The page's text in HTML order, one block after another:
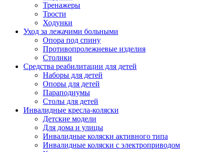
Тренажеры
Трости
Ходунки
Уход за лежачими больными
Опора под спину
Противопролежневые изделия
Столики
Средства реабилитации для детей
Наборы для детей
Опоры для детей
Параподиумы
Столы для детей
Инвалидные кресла-коляски
Детские модели
Для дома и улицы
Инвалидные коляски активного типа
Инвалидные коляски с электроприводом